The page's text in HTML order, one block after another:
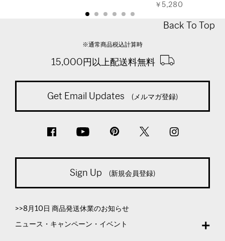
￥5,280
Back To Top
※通常商品税込計算時
15,000円以上配送料無料
Get Email Updates (メルマガ登録)
Sign Up (新規会員登録)
>>8月10日 商品発送休業のお知らせ
ニュース・キャンペーン・イベント